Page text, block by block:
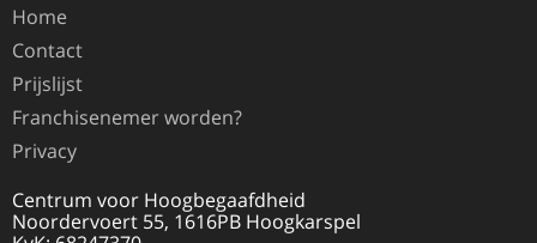
Home
Contact
Prijslijst
Franchisenemer worden?
Privacy
Centrum voor Hoogbegaafdheid
Noordervoert 55, 1616PB Hoogkarspel